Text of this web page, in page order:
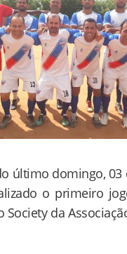
último domingo, 03
o primeiro
Society da